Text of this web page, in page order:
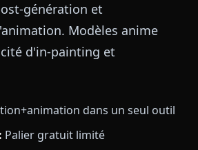
génération et
Modèles anime
d'in-painting et
dans un seul outil
Palier gratuit limité